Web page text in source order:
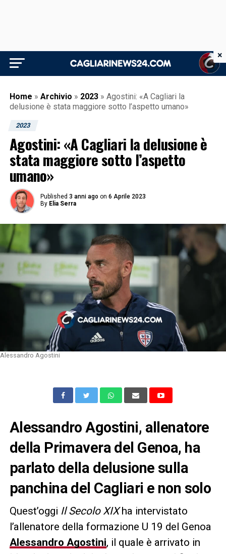
Home » Archivio » 2023 » Agostini: «A Cagliari la
delusione è stata maggiore sotto l’aspetto umano»
2023
Agostini: «A Cagliari la delusione è
stata maggiore sotto l’aspetto
umano»
Published 3 anni ago on 6 Aprile 2023
By Elia Serra
Alessandro Agostini
Alessandro Agostini, allenatore
della Primavera del Genoa, ha
parlato della delusione sulla
panchina del Cagliari e non solo
Quest’oggi Il Secolo XIXha intervistato
l’allenatore della formazione U 19 del Genoa
Alessandro Agostini, il quale è arrivato in
×